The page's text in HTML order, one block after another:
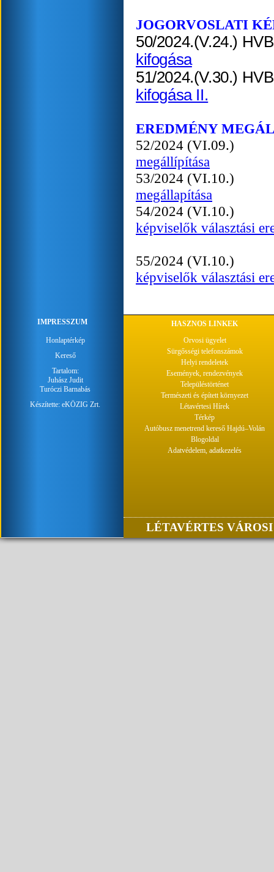
JOGORVOSLATI
50/
kifogása
51/
kifogása II.
EREDMÉNY
52/2024
megállípítása
53/2024
megállapítása
54/2024
képviselők választási
55/2024
képviselők választási
IMPRESSZUM
Honlaptérkép
Kereső
Tartalom:
Juhász Judit
Turóczi Barnabás
Készítette:eKÖZIG Zrt.
HASZNOS LINKEK
Orvosi ügyelet
Sürgősségi telefonszámok
Helyi rendeletek
Események, rendezvények
Településtörténet
Természeti és épített környezet
Létavértesi Hírek
Térkép
Autóbusz menetrend kereső Hajdú–Volán
Blogoldal
Adatvédelem, adatkezelés
LÉTAVÉRTES